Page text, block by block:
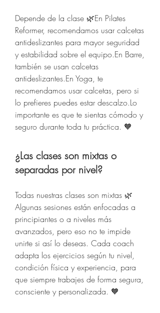
Depende de la clase 🌿En Pilates
Reformer, recomendamos usar calcetas
antideslizantes para mayor seguridad
y estabilidad sobre el equipo.En Barre,
también se usan calcetas
antideslizantes.En Yoga, te
recomendamos usar calcetas, pero si
lo prefieres puedes estar descalzo.Lo
importante es que te sientas cómodo y
seguro durante toda tu práctica. 🧡
¿Las clases son mixtas o
separadas por nivel?
Todas nuestras clases son mixtas 🌿
Algunas sesiones están enfocadas a
principiantes o a niveles más
avanzados, pero eso no te impide
unirte si así lo deseas. Cada coach
adapta los ejercicios según tu nivel,
condición física y experiencia, para
que siempre trabajes de forma segura,
consciente y personalizada. 🧡